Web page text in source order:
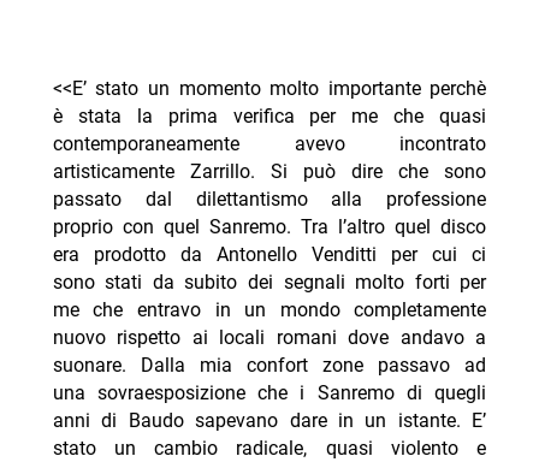
<<E’ stato un momento molto importante perchè
è stata la prima verifica per me che quasi
contemporaneamente avevo incontrato
artisticamente Zarrillo. Si può dire che sono
passato dal dilettantismo alla professione
proprio con quel Sanremo. Tra l’altro quel disco
era prodotto da Antonello Venditti per cui ci
sono stati da subito dei segnali molto forti per
me che entravo in un mondo completamente
nuovo rispetto ai locali romani dove andavo a
suonare. Dalla mia confort zone passavo ad
una sovraesposizione che i Sanremo di quegli
anni di Baudo sapevano dare in un istante. E’
stato un cambio radicale, quasi violento e